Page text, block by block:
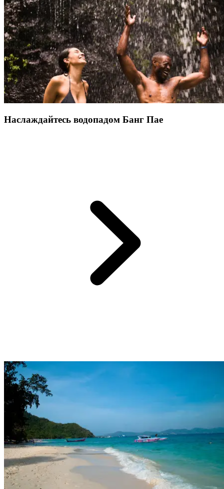
Здесь можно скользить на волнахдлиннохвостой лодки,
нырять с маской, встречаятропических рыб, любоваться
заливом Майяили нежиться на уединённом пляже.
Путешествие по Азии, которое пленяет не только взгляд, но и
душу. Настоящее открытие для ценителейморских
приключений, лёгкости и кинематографичных панорам.
Наслаждайтесь водопадом Банг Пае
Всего в 45 минутах езды от Club Med Phuket в сторону
джунглей национального парка Кхао Пха Тэо вас ждёт
природная пауза
растительности, приглашает к неспешной прогулке в тени.
Идеальное место для освежающей передышки вдали от
пляжей, он дарит дикий пейзаж, непохожий на привычные
открытки. Рядомцентр реабилитации гиббоновоткрывает
другую грань Азии – осознанную и трогательную.Подлинное
и чувственное путешествиемежду зеленью и застывшим
мгновением. Здесь всё, чтобы разнообразить удовольствия под
тайским солнцем.